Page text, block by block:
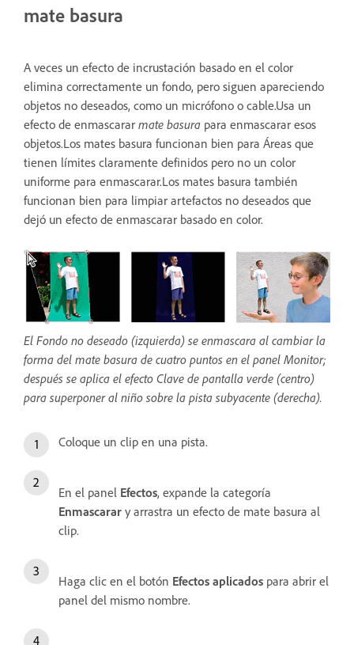
mate basura
A veces un efecto de incrustación basado en el color
elimina correctamente un fondo, pero siguen apareciendo
objetos no deseados, como un micrófono o cable.Usa un
efecto de enmascarar mate basura para enmascarar esos
objetos.Los mates basura funcionan bien para Áreas que
tienen límites claramente definidos pero no un color
uniforme para enmascarar.Los mates basura también
funcionan bien para limpiar artefactos no deseados que
dejó un efecto de enmascarar basado en color.
El Fondo no deseado (izquierda) se enmascara al cambiar la
forma del mate basura de cuatro puntos en el panel Monitor;
después se aplica el efecto Clave de pantalla verde (centro)
para superponer al niño sobre la pista subyacente (derecha).
Coloque un clip en una pista.
En el panel Efectos, expande la categoría
Enmascarar y arrastra un efecto de mate basura al
clip.
Haga clic en el botón Efectos aplicados para abrir el
panel del mismo nombre.